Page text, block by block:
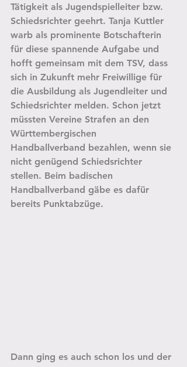
Tätigkeit als Jugendspielleiter bzw.
Schiedsrichter geehrt. Tanja Kuttler
warb als prominente Botschafterin
für diese spannende Aufgabe und
hofft gemeinsam mit dem TSV, dass
sich in Zukunft mehr Freiwillige für
die Ausbildung als Jugendleiter und
Schiedsrichter melden. Schon jetzt
müssten Vereine Strafen an den
Württembergischen
Handballverband bezahlen, wenn sie
nicht genügend Schiedsrichter
stellen. Beim badischen
Handballverband gäbe es dafür
bereits Punktabzüge.
Dann ging es auch schon los und der